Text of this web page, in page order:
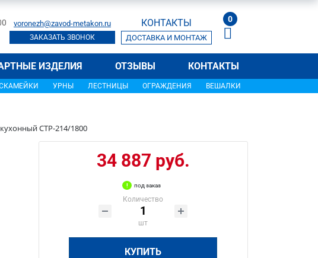
voronezh@zavod-metakon.ru
ЗАКАЗАТЬ ЗВОНОК
КОНТАКТЫ
ДОСТАВКА И МОНТАЖ
0
ИЗДЕЛИЯ ОТЗЫВЫ КОНТАКТЫ
УРНЫ ЛЕСТНИЦЫ ОГРАЖДЕНИЯ ВЕШАЛКИ
СТР-214/1800
34 887 руб.
под заказ
Количество
шт
КУПИТЬ